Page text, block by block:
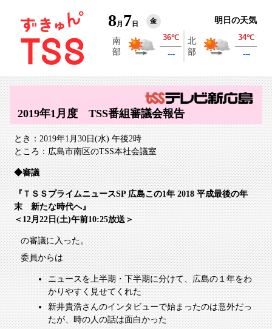
8 月 7 日 金 明日の天気
2019年1月度 TSS番組審議会報告
とき：2019年1月30日(水) 午後2時
ところ：広島市南区のTSS本社会議室
審議
『ＴＳＳプライムニュースSP 広島この1年 2018 平成最後の年
末 新たな時代へ』
＜12月22日(土)午前10:25放送＞
の審議に入った。
委員からは
ニュースを上半期・下半期に分けて、広島の１年をわ
かりやすく見せてくれた
新井貴浩さんのインタビューで始まったのは意外だっ
たが、時の人の話は面白かった